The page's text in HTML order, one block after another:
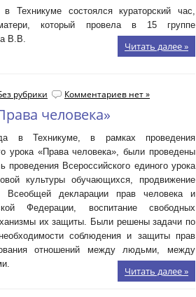
Техникуме состоялся кураторский час,
который провела в 15 группе
В.В.
Читать далее »
рубрики Комментариев нет »
человека»
в Техникуме, в рамках проведения
урока «Права человека», были проведены
проведения Всероссийского единого урока
культуры обучающихся, продвижение
Всеобщей декларации прав человека и
Федерации, воспитание свободных
их защиты. Были решены задачи по
соблюдения и защиты прав
отношений между людьми, между
Читать далее »